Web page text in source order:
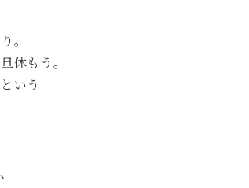
。
休もう。
いう